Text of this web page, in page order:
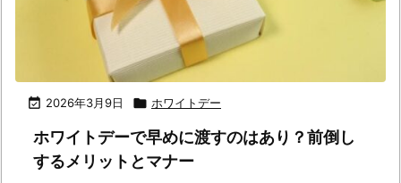
 2026年3月9日  ホワイトデー
ホワイトデーで早めに渡すのはあり？前倒し
するメリットとマナー